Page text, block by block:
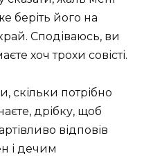
беріть його на
Сподіваюсь, ви
хоч трохи совісті.
скільки потрібно
дрібку, щоб
відповів
і дечим